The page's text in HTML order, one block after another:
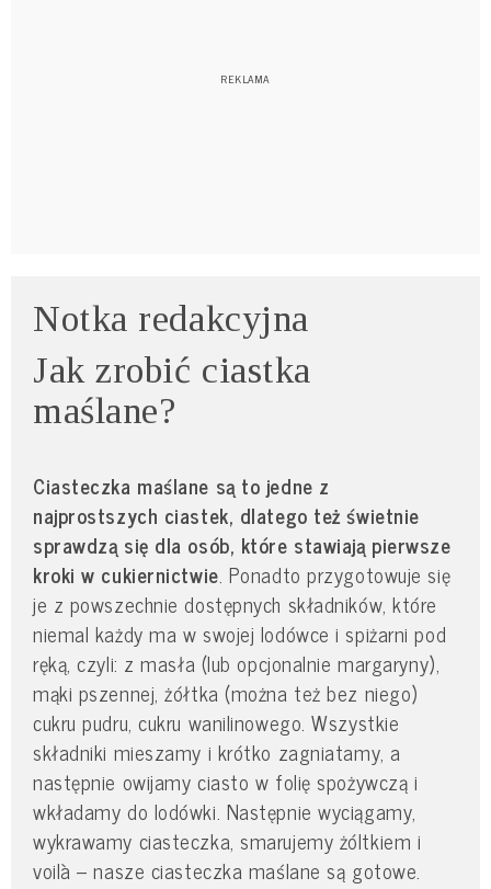
Notka redakcyjna
Jak zrobić ciastka
maślane?
Ciasteczka maślane są to jedne z
najprostszych ciastek, dlatego też świetnie
sprawdzą się dla osób, które stawiają pierwsze
kroki w cukiernictwie. Ponadto przygotowuje się
je z powszechnie dostępnych składników, które
niemal każdy ma w swojej lodówce i spiżarni pod
ręką, czyli: z masła (lub opcjonalnie margaryny),
mąki pszennej, żółtka (można też bez niego)
cukru pudru, cukru wanilinowego. Wszystkie
składniki mieszamy i krótko zagniatamy, a
następnie owijamy ciasto w folię spożywczą i
wkładamy do lodówki. Następnie wyciągamy,
wykrawamy ciasteczka, smarujemy żóltkiem i
voilà – nasze ciasteczka maślane są gotowe.